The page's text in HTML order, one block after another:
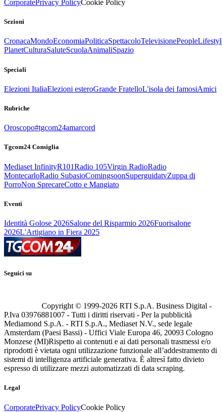
CorporatePrivacy PolicyCookie Policy
Sezioni
CronacaMondoEconomiaPoliticaSpettacoloTelevisionePeople
PlanetCulturaSaluteScuolaAnimaliSpazio
Speciali
Elezioni ItaliaElezioni esteroGrande FratelloL'isola dei famosiAmici
Rubriche
Oroscopo#tgcom24amarcord
Tgcom24 Consiglia
Mediaset InfinityR101Radio 105Virgin RadioRadio
MontecarloRadio SubasioComingsoonSuperguidatvZuppa di
PorroNon SprecareCotto e Mangiato
Eventi
Identità Golose 2026Salone del Risparmio 2026Fuorisalone
2026L'Artigiano in Fiera 2025
Seguici su
Copyright © 1999-2026 RTI S.p.A. Business Digital -
P.Iva 03976881007 - Tutti i diritti riservati - Per la pubblicità
Mediamond S.p.A. - RTI S.p.A., Mediaset N.V., sede legale
Amsterdam (Paesi Bassi) - Uffici Viale Europa 46, 20093 Cologno
Monzese (MI)Rispetto ai contenuti e ai dati personali trasmessi e/o
riprodotti è vietata ogni utilizzazione funzionale all’addestramento di
sistemi di intelligenza artificiale generativa. È altresì fatto divieto
espresso di utilizzare mezzi automatizzati di data scraping.
Legal
CorporatePrivacy PolicyCookie Policy